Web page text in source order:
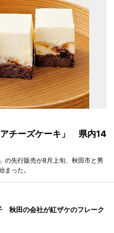
チーズケーキ」 県内14
の先行販売が8月上旬、秋田市と男
まった。
秋田の会社が紅ザケのフレーク